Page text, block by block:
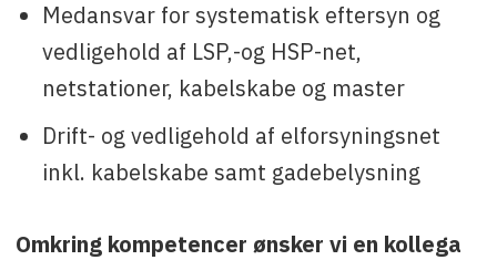
Medansvar for systematisk eftersyn og
vedligehold af LSP,-og HSP-net,
netstationer, kabelskabe og master
Drift- og vedligehold af elforsyningsnet
inkl. kabelskabe samt gadebelysning
Omkring kompetencer ønsker vi en kollega